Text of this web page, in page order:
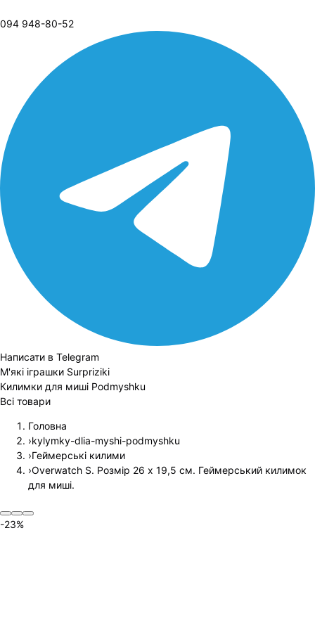
094 948-80-52
Написати в Telegram
М'які іграшки Surpriziki
Килимки для миші Podmyshku
Всі товари
Головна
›kylymky-dlia-myshi-podmyshku
›Геймерські килими
›Overwatch S. Розмір 26 х 19,5 см. Геймерський килимок
для миші.
-23%